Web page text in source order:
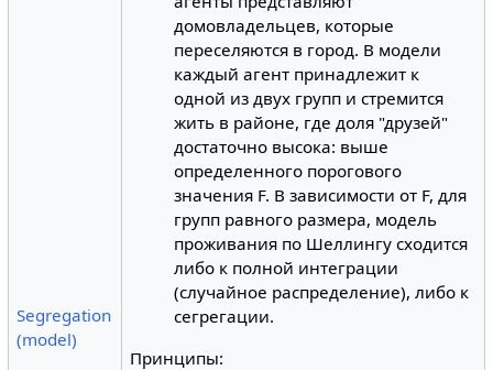
Segregation
(model)
домовладельцев, которые
переселяются в город. В модели
каждый агент принадлежит к
одной из двух групп и стремится
жить в районе, где доля "друзей"
достаточно высока: выше
определенного порогового
значения F. В зависимости от F, для
групп равного размера, модель
проживания по Шеллингу сходится
либо к полной интеграции
(случайное распределение), либо к
сегрегации.
Принципы: